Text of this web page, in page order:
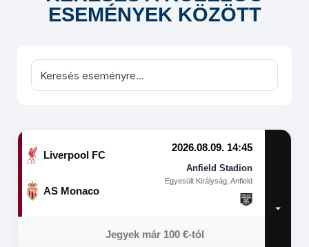
ESEMÉNYEK KÖZÖTT
Liverpool FC
2026.08.09. 14:45
Anfield Stadion
Egyesült Királyság, Anfield
AS Monaco
Jegyek már 100 €-tól